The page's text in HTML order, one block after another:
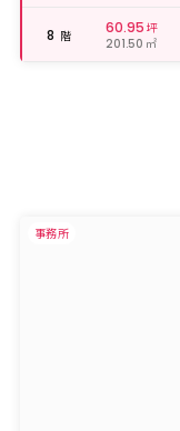
8 階 60.95 坪
201.50 ㎡
事務所